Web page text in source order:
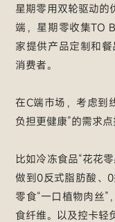
星期零用双轮驱动的
端，星期零收集TO
家提供产品定制和
消费者。
在C端市场，考虑到
负担更健康”的需求
比如冷冻食品“花花
做到0反式脂肪酸、
零食“一口植物肉丝
食纤维。以及控卡轻